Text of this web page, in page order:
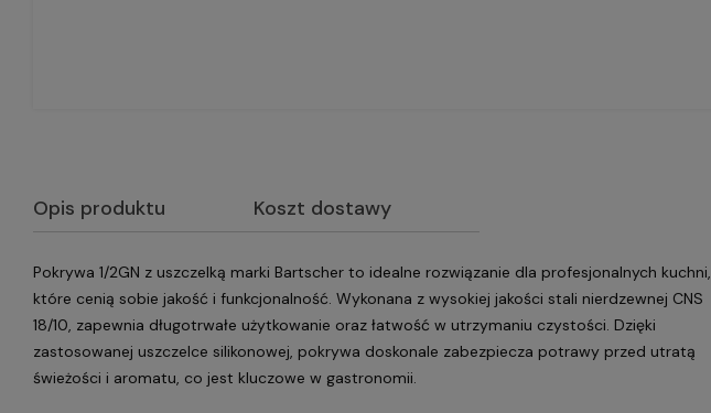
Opis produktu Koszt dostawy
Pokrywa 1/2GN z uszczelką marki Bartscher to idealne rozwiązanie dla profesjonalnych kuchni,
które cenią sobie jakość i funkcjonalność. Wykonana z wysokiej jakości stali nierdzewnej CNS
18/10, zapewnia długotrwałe użytkowanie oraz łatwość w utrzymaniu czystości. Dzięki
zastosowanej uszczelce silikonowej, pokrywa doskonale zabezpiecza potrawy przed utratą
świeżości i aromatu, co jest kluczowe w gastronomii.